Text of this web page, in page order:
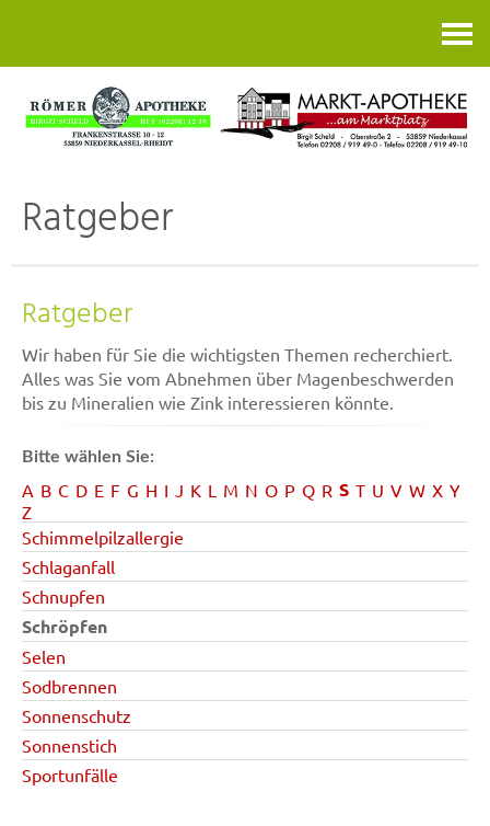
Ratgeber
Ratgeber
Wir haben für Sie die wichtigsten Themen recherchiert.
Alles was Sie vom Abnehmen über Magenbeschwerden
bis zu Mineralien wie Zink interessieren könnte.
Bitte wählen Sie:
A B C D E F G H I J K L M N O P Q R S T U V W X Y
Z
Schimmelpilzallergie
Schlaganfall
Schnupfen
Schröpfen
Selen
Sodbrennen
Sonnenschutz
Sonnenstich
Sportunfälle